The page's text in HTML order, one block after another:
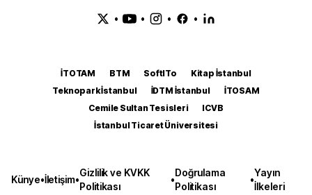
• • • •
İTOTAM BTM SoftITo
Kitap İstanbul
Teknopark İstanbul
İDTM İstanbul
İTOSAM
Cemile Sultan Tesisleri
ICVB
İstanbul Ticaret Üniversitesi
Künye•İletişim•
Gizlilik ve KVKK
Politikası
•
Doğrulama
Politikası
•
Yayın
İlkeleri